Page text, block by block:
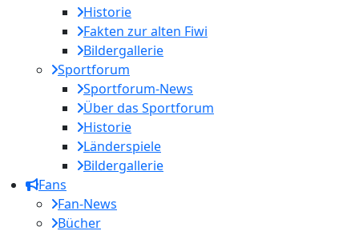
Historie
Fakten zur alten Fiwi
Bildergallerie
Sportforum
Sportforum-News
Über das Sportforum
Historie
Länderspiele
Bildergallerie
Fans
Fan-News
Bücher